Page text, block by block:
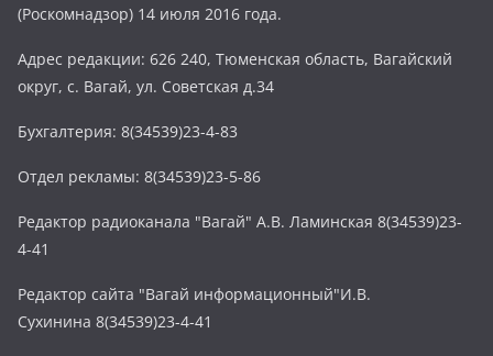
(Роскомнадзор) 14 июля 2016 года.
Адрес редакции: 626 240, Тюменская область, Вагайский
округ, с. Вагай, ул. Советская д.34
Бухгалтерия: 8(34539)23-4-83
Отдел рекламы: 8(34539)23-5-86
Редактор радиоканала "Вагай" А.В. Ламинская 8(34539)23-
4-41
Редактор сайта "Вагай информационный"И.В.
Сухинина 8(34539)23-4-41